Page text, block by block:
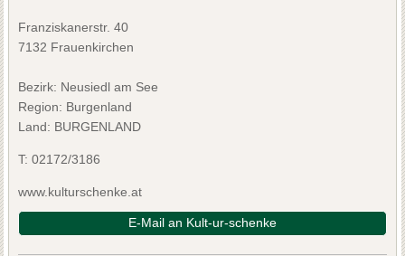
Franziskanerstr. 40
7132 Frauenkirchen
Bezirk: Neusiedl am See
Region: Burgenland
Land: BURGENLAND
T: 02172/3186
www.kulturschenke.at
E-Mail an Kult-ur-schenke